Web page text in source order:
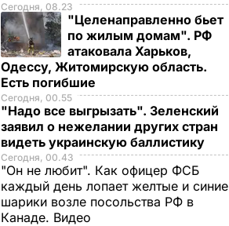
Сегодня, 08.23
"Целенаправленно бьет
по жилым домам". РФ
атаковала Харьков,
Одессу, Житомирскую область.
Есть погибшие
Сегодня, 00.55
"Надо все выгрызать". Зеленский
заявил о нежелании других стран
видеть украинскую баллистику
Сегодня, 00.43
"Он не любит". Как офицер ФСБ
каждый день лопает желтые и синие
шарики возле посольства РФ в
Канаде. Видео